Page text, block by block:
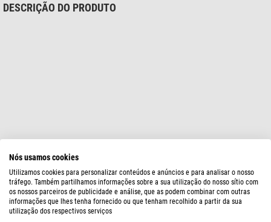
DESCRIÇÃO DO PRODUTO
mostre mais...
ESPECIFICAÇÕES
Nós usamos cookies
Utilizamos cookies para personalizar conteúdos e anúncios e para analisar o nosso
tráfego. Também partilhamos informações sobre a sua utilização do nosso sítio com
os nossos parceiros de publicidade e análise, que as podem combinar com outras
informações que lhes tenha fornecido ou que tenham recolhido a partir da sua
utilização dos respectivos serviços